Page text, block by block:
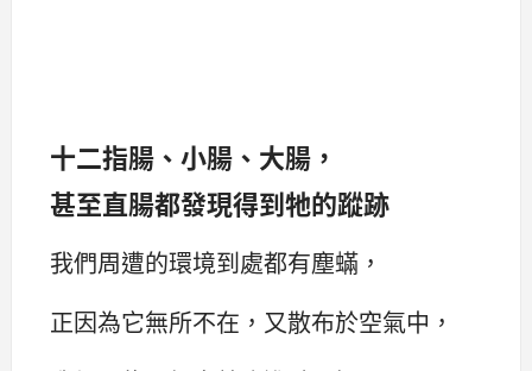
十二指腸、小腸、大腸，
甚至直腸都發現得到牠的蹤跡
我們周遭的環境到處都有塵蟎，
正因為它無所不在，又散布於空氣中，